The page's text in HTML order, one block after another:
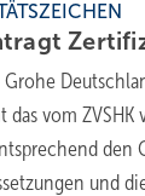
Grohe
das vom
und